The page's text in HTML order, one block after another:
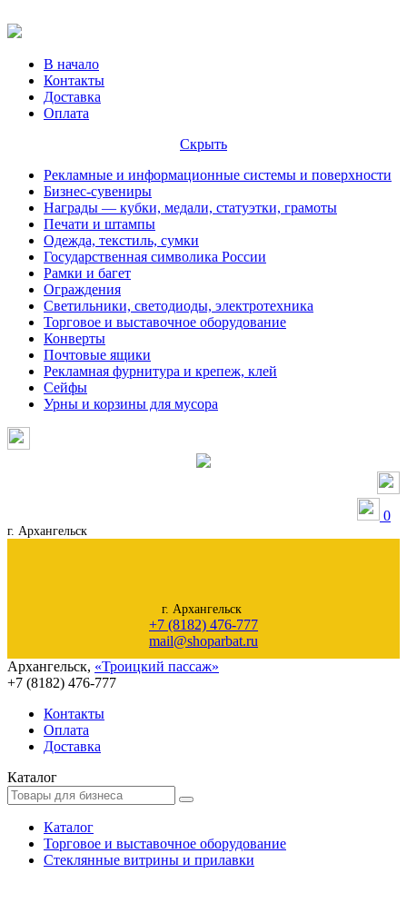
В начало
Контакты
Доставка
Оплата
Скрыть
Рекламные и информационные системы и поверхности
Бизнес-сувениры
Награды — кубки, медали, статуэтки, грамоты
Печати и штампы
Одежда, текстиль, сумки
Государственная символика России
Рамки и багет
Ограждения
Светильники, светодиоды, электротехника
Торговое и выставочное оборудование
Конверты
Почтовые ящики
Рекламная фурнитура и крепеж, клей
Сейфы
Урны и корзины для мусора
0
г. Архангельск
г. Архангельск
+7 (8182) 476-777
mail@shoparbat.ru
Архангельск, «Троицкий пассаж»
+7 (8182) 476-777
Контакты
Оплата
Доставка
Каталог
Каталог
Торговое и выставочное оборудование
Стеклянные витрины и прилавки